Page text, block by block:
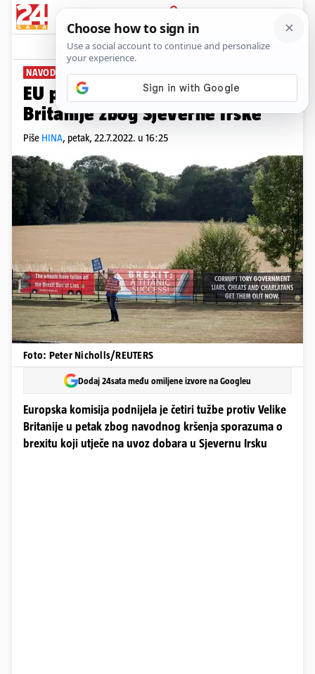
PRIJAVA
News Komentari
NAVODNO KRŠENJE SPORAZUMA
EU podnijela pritužbu protiv
Britanije zbog Sjeverne Irske
Piše HINA, petak, 22.7.2022. u 16:25
Foto: Peter Nicholls/REUTERS
Dodaj 24sata među omiljene izvore na Googleu
Europska komisija podnijela je četiri tužbe protiv Velike
Britanije u petak zbog navodnog kršenja sporazuma o
brexitu koji utječe na uvoz dobara u Sjevernu Irsku